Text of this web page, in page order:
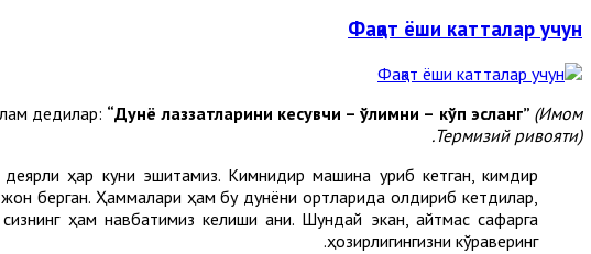
Фақат ёши катталар учун
дедилар: “Дунё лаззатларини кесувчи – ўлимни – кўп эсланг” (Имом
Термизий ривояти).
ҳар куни эшитамиз. Кимнидир машина уриб кетган, кимдир
берган. Ҳаммалари ҳам бу дунёни ортларида қолдириб кетдилар,
ҳам навбатимиз келиши аниқ. Шундай экан, қайтмас сафарга
ҳозирлигингизни кўраверинг.